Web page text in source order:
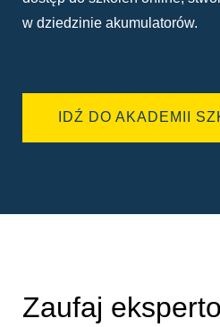
w dziedzinie akumulatorów.
IDŹ DO AKADEMII
Zaufaj